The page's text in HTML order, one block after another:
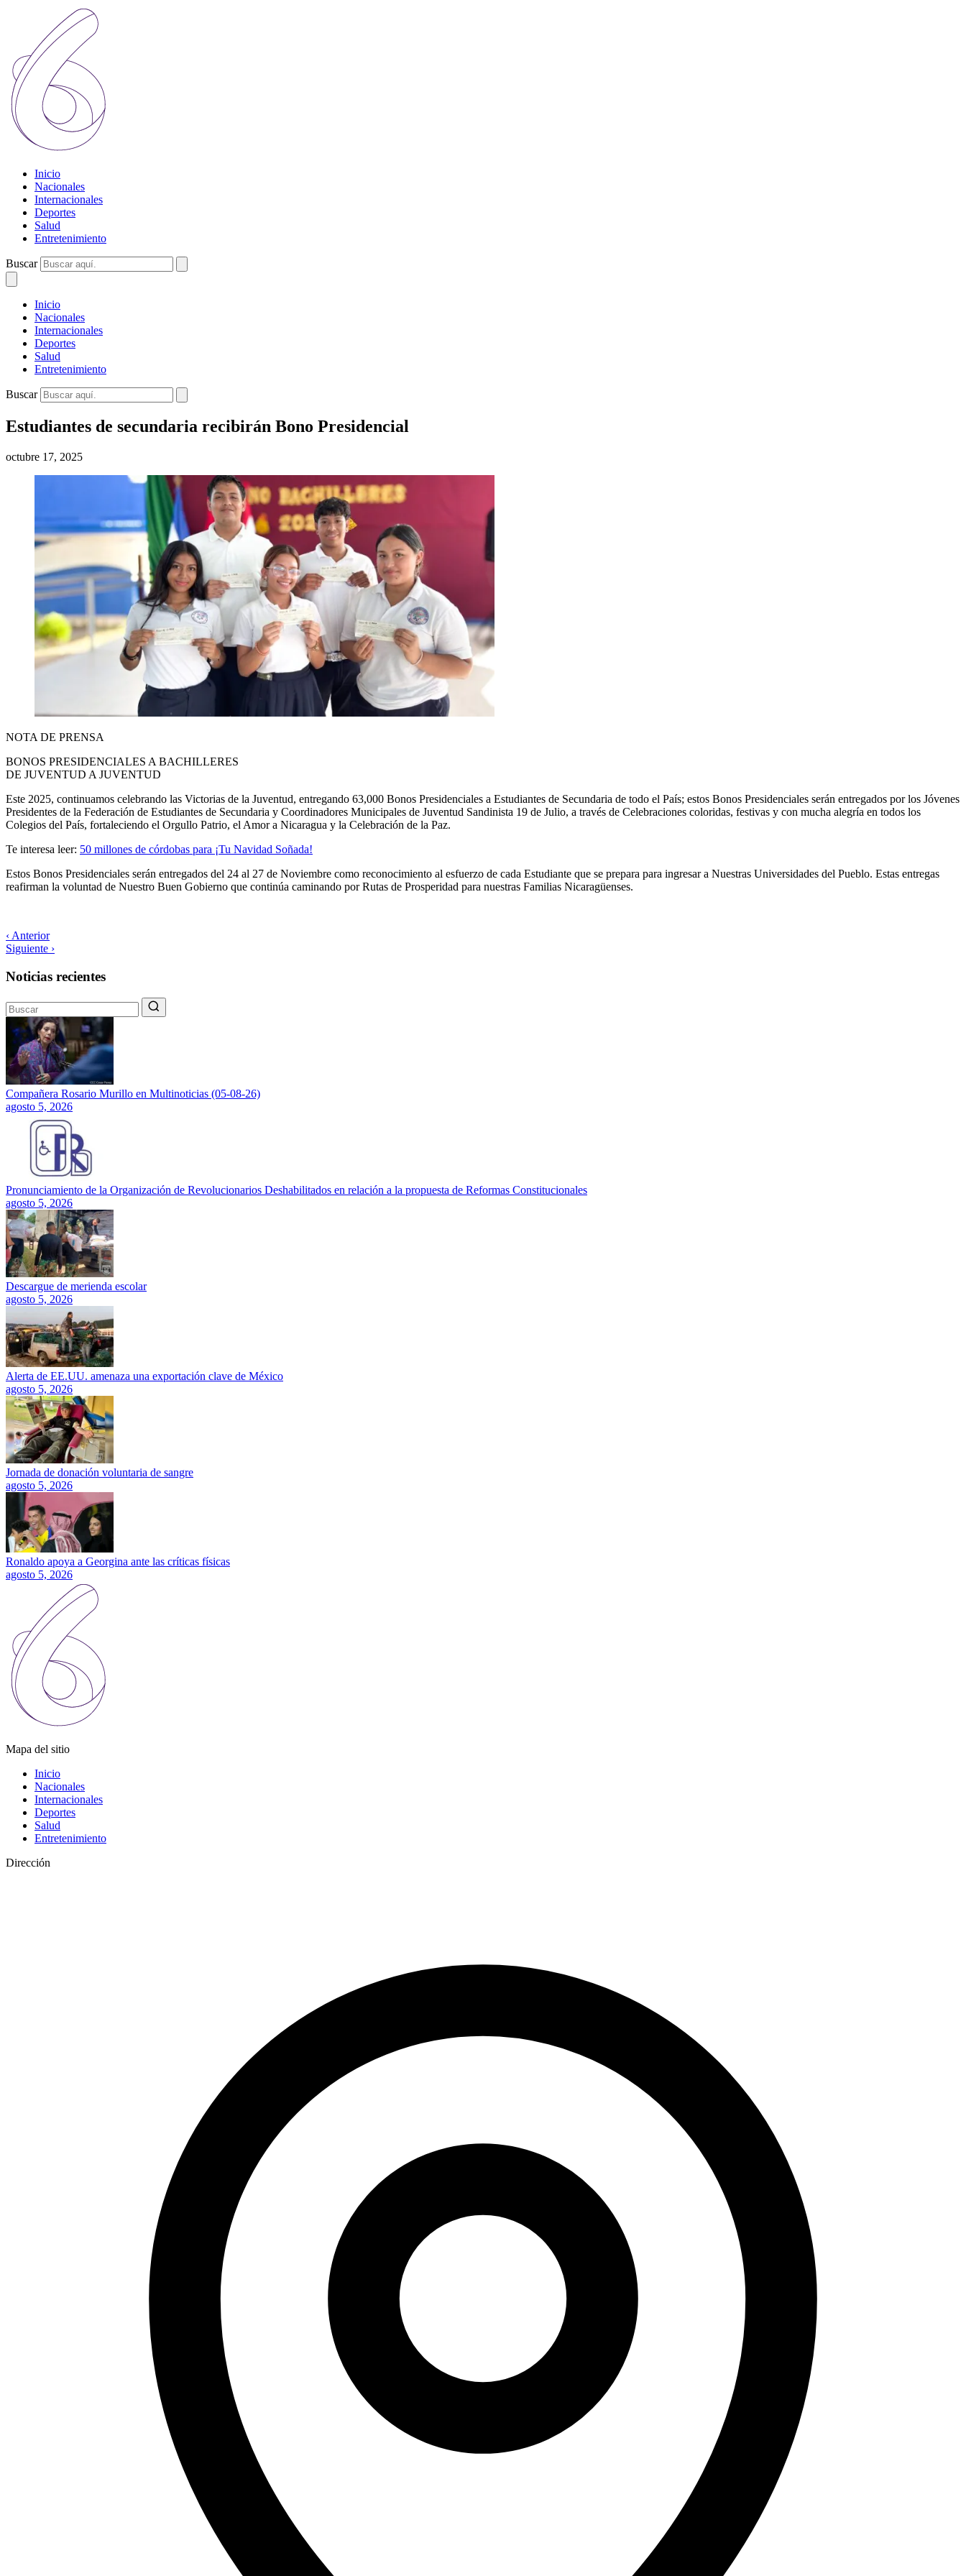
Inicio
Nacionales
Internacionales
Deportes
Salud
Entretenimiento
Buscar
Inicio
Nacionales
Internacionales
Deportes
Salud
Entretenimiento
Buscar
Estudiantes de secundaria recibirán Bono Presidencial
octubre 17, 2025
NOTA DE PRENSA
BONOS PRESIDENCIALES A BACHILLERES
DE JUVENTUD A JUVENTUD
Este 2025, continuamos celebrando las Victorias de la Juventud, entregando 63,000 Bonos Presidenciales a Estudiantes de Secundaria de todo el País; estos Bonos Presidenciales serán entregados por los Jóvenes
Presidentes de la Federación de Estudiantes de Secundaria y Coordinadores Municipales de Juventud Sandinista 19 de Julio, a través de Celebraciones coloridas, festivas y con mucha alegría en todos los
Colegios del País, fortaleciendo el Orgullo Patrio, el Amor a Nicaragua y la Celebración de la Paz.
Te interesa leer: 50 millones de córdobas para ¡Tu Navidad Soñada!
Estos Bonos Presidenciales serán entregados del 24 al 27 de Noviembre como reconocimiento al esfuerzo de cada Estudiante que se prepara para ingresar a Nuestras Universidades del Pueblo. Estas entregas
reafirman la voluntad de Nuestro Buen Gobierno que continúa caminando por Rutas de Prosperidad para nuestras Familias Nicaragüenses.
‹ Anterior
Siguiente ›
Noticias recientes
Compañera Rosario Murillo en Multinoticias (05-08-26)
agosto 5, 2026
Pronunciamiento de la Organización de Revolucionarios Deshabilitados en relación a la propuesta de Reformas Constitucionales
agosto 5, 2026
Descargue de merienda escolar
agosto 5, 2026
Alerta de EE.UU. amenaza una exportación clave de México
agosto 5, 2026
Jornada de donación voluntaria de sangre
agosto 5, 2026
Ronaldo apoya a Georgina ante las críticas físicas
agosto 5, 2026
Mapa del sitio
Inicio
Nacionales
Internacionales
Deportes
Salud
Entretenimiento
Dirección